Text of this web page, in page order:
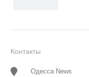
Контакты
Одесса News